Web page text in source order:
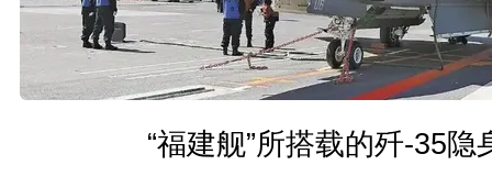
“福建舰”所搭载的歼-35隐